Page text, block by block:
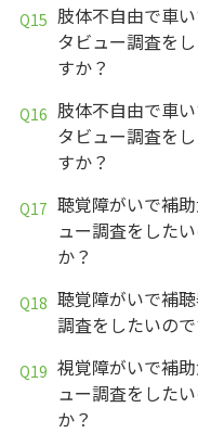
肢体不自由で車
タビュー調査を
すか？
肢体不自由で車
タビュー調査を
すか？
聴覚障がいで補
ュー調査をした
か？
聴覚障がいで補
調査をしたいの
視覚障がいで補
ュー調査をした
か？